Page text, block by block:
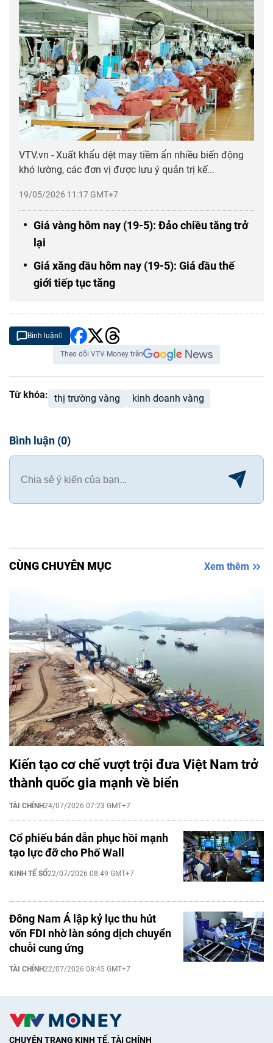
19/05/2026 11:17 GMT+7
VTV.vn - Xuất khẩu dệt may tiềm ẩn nhiều biến động
khó lường, các đơn vị được lưu ý quản trị kế...
Giá vàng hôm nay (19-5): Đảo chiều tăng trở
lại
Giá xăng dầu hôm nay (19-5): Giá dầu thế
giới tiếp tục tăng
Bình luận0
Theo dõi VTV Money trên
Từ khóa: thị trường vàng kinh doanh vàng
Bình luận (0)
CÙNG CHUYÊN MỤC Xem thêm
Kiến tạo cơ chế vượt trội đưa Việt Nam trở
thành quốc gia mạnh về biển
TÀI CHÍNH24/07/2026 07:23 GMT+7
Cổ phiếu bán dẫn phục hồi mạnh
tạo lực đỡ cho Phố Wall
KINH TẾ SỐ22/07/2026 08:49 GMT+7
Đông Nam Á lập kỷ lục thu hút
vốn FDI nhờ làn sóng dịch chuyển
chuỗi cung ứng
TÀI CHÍNH22/07/2026 08:45 GMT+7
CHUYÊN TRANG KINH TẾ, TÀI CHÍNH